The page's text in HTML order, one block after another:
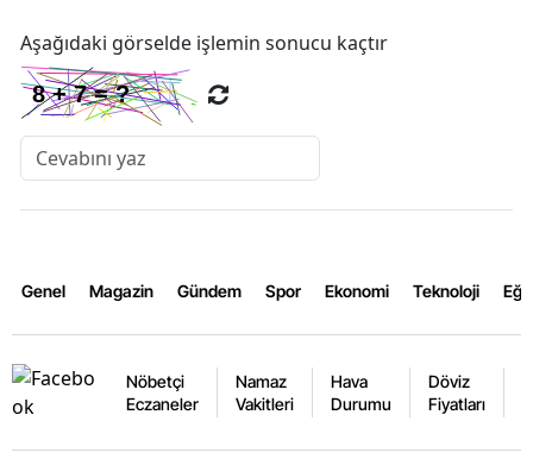
Aşağıdaki görselde işlemin sonucu kaçtır
Genel Magazin Gündem Spor Ekonomi Teknoloji
Nöbetçi
Eczaneler
Namaz
Vakitleri
Hava
Durumu
Döviz
Fiyatları